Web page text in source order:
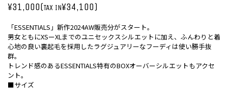
¥31,000(TAX IN¥34,100)
「ESSENTIALS」新作2024AW販売分がスタート。
男女ともにXSーXLまでのユニセックスシルエットに加え、ふんわりと着
心地の良い裏起毛を採用したラグジュアリーなフーディは使い勝手抜
群。
トレンド感のあるESSENTIALS特有のBOXオーバーシルエットもアクセ
ント。
■サイズ